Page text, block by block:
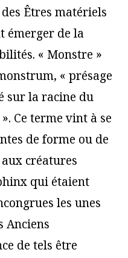
Êtres matériels
émerger de la
« Monstre »
« présage
sur la racine du
Ce terme vint à se
de forme ou de
créatures
qui étaient
les unes
Anciens
de tels être